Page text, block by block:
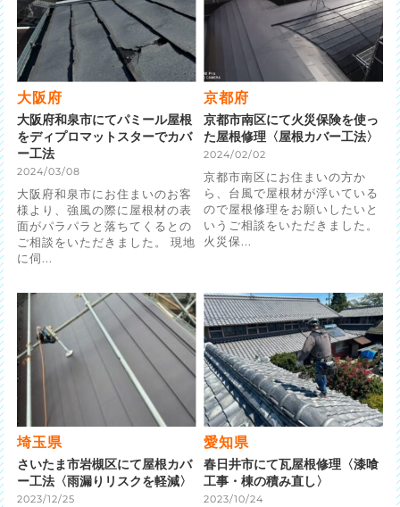
大阪府
大阪府和泉市にてパミール屋根
をディプロマットスターでカバ
ー工法
2024/03/08
大阪府和泉市にお住まいのお客
様より、強風の際に屋根材の表
面がパラパラと落ちてくるとの
ご相談をいただきました。 現地
に伺...
京都府
京都市南区にて火災保険を使っ
た屋根修理〈屋根カバー工法〉
2024/02/02
京都市南区にお住まいの方か
ら、台風で屋根材が浮いている
ので屋根修理をお願いしたいと
いうご相談をいただきました。
火災保...
埼玉県
さいたま市岩槻区にて屋根カバ
ー工法〈雨漏りリスクを軽減〉
2023/12/25
愛知県
春日井市にて瓦屋根修理〈漆喰
工事・棟の積み直し〉
2023/10/24